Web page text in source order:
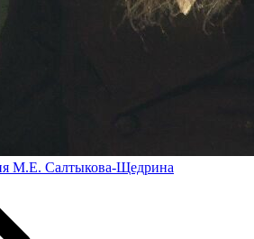
М.Е. Салтыкова-Щедрина